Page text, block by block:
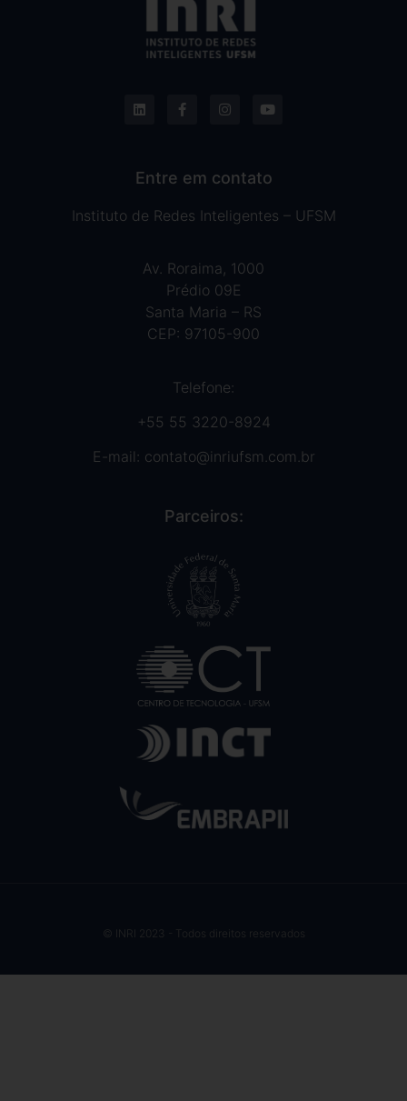
Entre em contato
Instituto de Redes Inteligentes – UFSM
Av. Roraima, 1000
Prédio 09E
Santa Maria – RS
CEP: 97105-900
Telefone:
+55 55 3220-8924
E-mail: contato@inriufsm.com.br
Parceiros:
© INRI 2023 - Todos direitos reservados